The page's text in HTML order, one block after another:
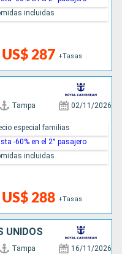
US$ 287 +Tasas
incluidas
Tampa 02/11/2026
US$ 288 +Tasas
especial familias
-60% en el 2° pasajero
incluidas
UNIDOS
Tampa 16/11/2026